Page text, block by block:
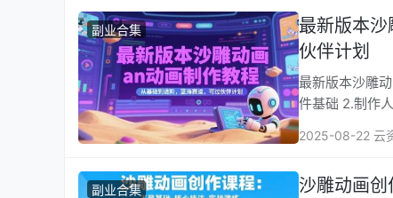
副业合集
最新版本
伙伴计划
最新版本沙雕动画
件基础 2.制作
2025-08-22 云
副业合集
沙雕动画